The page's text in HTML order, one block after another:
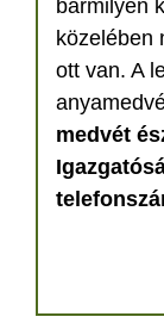
bármilyen
közelében
ott van. A
medvét